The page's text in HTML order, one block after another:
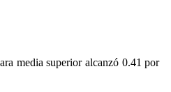
media superior alcanzó 0.41 por